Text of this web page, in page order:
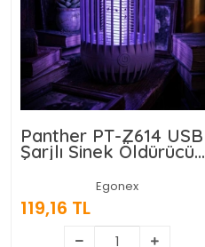
Gold Orion Alüminyum
Alaşımlı Şarjlı El Feneri
357,47 TL